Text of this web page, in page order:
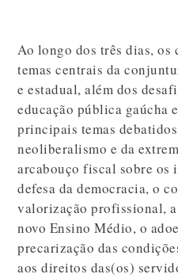
Ao longo dos três dias, os
temas centrais da
e estadual, além dos
educação pública gaúcha
principais temas
neoliberalismo e da
arcabouço fiscal sobre os
defesa da democracia, o
valorização profissional,
novo Ensino Médio, o
precarização das
aos direitos das(os)